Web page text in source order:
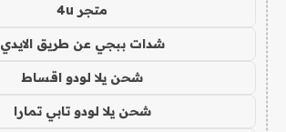
متجر 4u
شدات ببجي عن طريق الايدي
شحن يلا لودو اقساط
شحن يلا لودو تابي تمارا